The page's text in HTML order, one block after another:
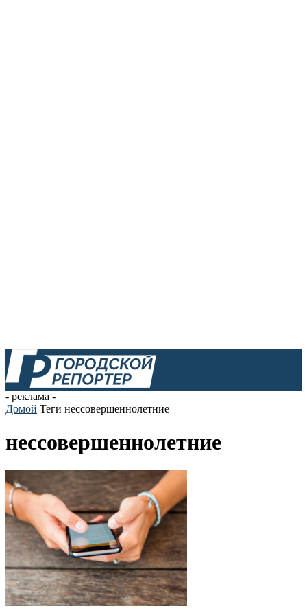
- реклама -
Домой Теги нессовершеннолетние
нессовершеннолетние